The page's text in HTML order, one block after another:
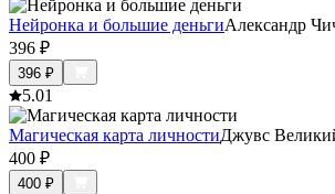
Нейронка и большие деньгиАлександр
396 ₽
396 ₽
5.01
Магическая карта личностиДжувс
400 ₽
400 ₽